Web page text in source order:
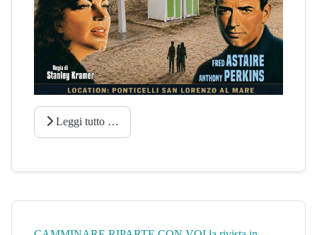
Leggi tutto …